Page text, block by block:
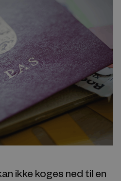
ikke koges ned til en